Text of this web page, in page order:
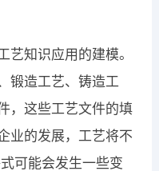
艺知识应用的建模。
锻造工艺、铸造工
，这些工艺文件的填
业的发展，工艺将不
可能会发生一些变